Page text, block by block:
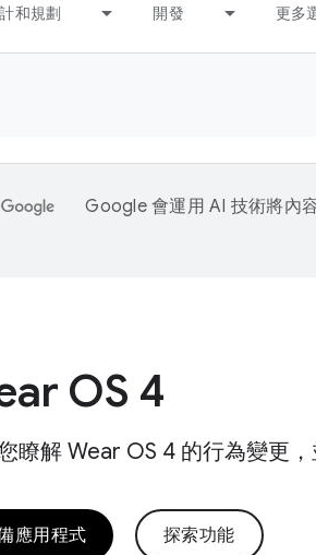
和規劃 開發 更多
Google 會運用 AI 技術將內
OS 4
瞭解 Wear OS 4 的行為變更
應用程式 探索功能